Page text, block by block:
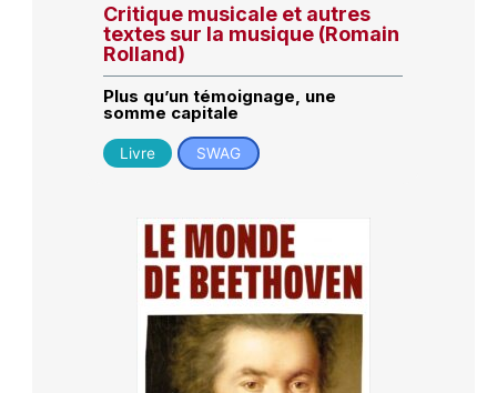
Critique musicale et autres
textes sur la musique (Romain
Rolland)
Plus qu’un témoignage, une
somme capitale
Livre SWAG